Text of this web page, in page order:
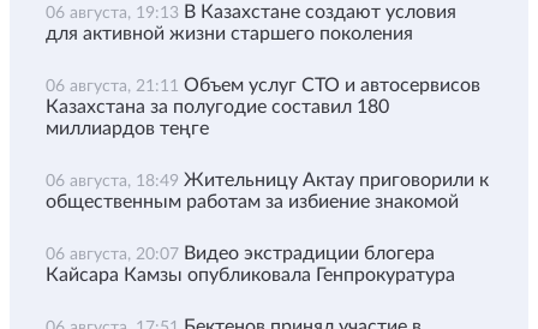
06 августа, 19:13 В Казахстане создают условия
для активной жизни старшего поколения
06 августа, 21:11 Объем услуг СТО и автосервисов
Казахстана за полугодие составил 180
миллиардов теңге
06 августа, 18:49 Жительницу Актау приговорили к
общественным работам за избиение знакомой
06 августа, 20:07 Видео экстрадиции блогера
Кайсара Камзы опубликовала Генпрокуратура